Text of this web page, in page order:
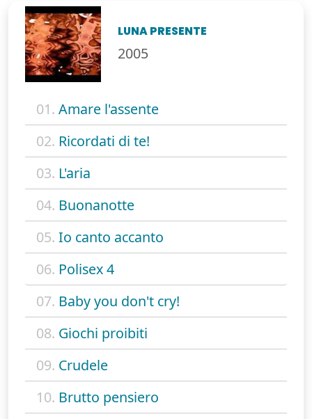
LUNA PRESENTE
2005
01. Amare l'assente
02. Ricordati di te!
03. L'aria
04. Buonanotte
05. Io canto accanto
06. Polisex 4
07. Baby you don't cry!
08. Giochi proibiti
09. Crudele
10. Brutto pensiero